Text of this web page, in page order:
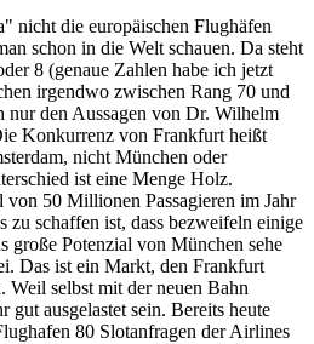
nicht die europäischen Flughäfen
schon in die Welt schauen. Da steht
8 (genaue Zahlen habe ich jetzt
irgendwo zwischen Rang 70 und
nur den Aussagen von Dr. Wilhelm
Konkurrenz von Frankfurt heißt
nicht München oder
ist eine Menge Holz.
50 Millionen Passagieren im Jahr
zu schaffen ist, dass bezweifeln einige
große Potenzial von München sehe
Das ist ein Markt, den Frankfurt
Weil selbst mit der neuen Bahn
gut ausgelastet sein. Bereits heute
80 Slotanfragen der Airlines